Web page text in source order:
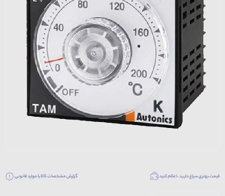
قیمت بهتری سراغ دارید ، اعلام کنید گزارش مشخصات کالا یا موارد قانونی